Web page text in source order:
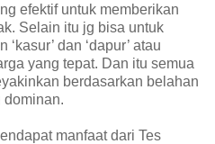
efektif untuk memberikan
Selain itu jg bisa untuk
dan ‘dapur’ atau
yang tepat. Dan itu semua
berdasarkan belahan
dominan.
manfaat dari Tes